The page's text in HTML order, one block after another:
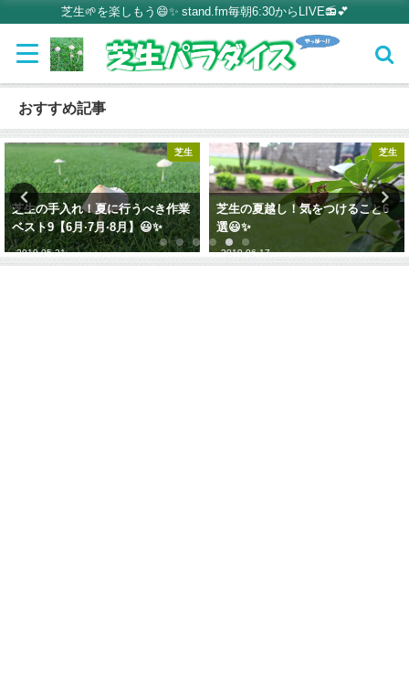
芝生🌱を楽しもう😄✨ stand.fm毎朝6:30からLIVE📻💕
おすすめ記事
芝生
芝生の手入れ！夏に行うべき作業
ベスト9【6月·7月·8月】😃✨
2019-05-21
芝生
芝生の夏越し！気をつけること6
選😃✨
2019-06-17